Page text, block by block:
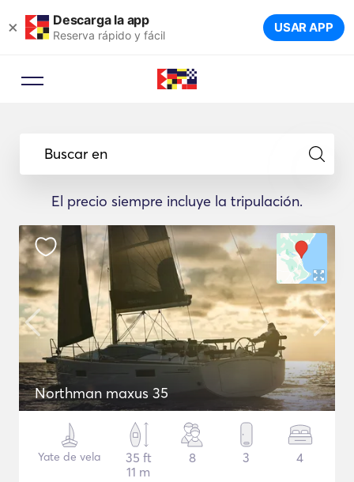
× Descarga la app
Reserva rápido y fácil USAR APP
Buscar en
El precio siempre incluye la tripulación.
Northman maxus 35
Yate de vela
35 ft
11 m
8 3 4